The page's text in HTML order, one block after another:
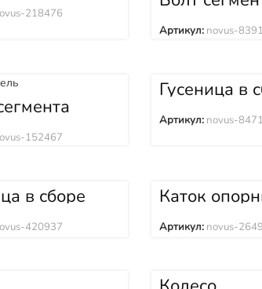
GTY160
218476 SINOMACH
(Синомач)
Артикул: novus-
GTY160
152467
Гусеница в
37L
SINOMACH
(Синомач)
Артикул: novus-
в сборе
42L звена
GTY160
420937
Каток
двубортный
SINOMACH
(Синомач)
Артикул: novus-